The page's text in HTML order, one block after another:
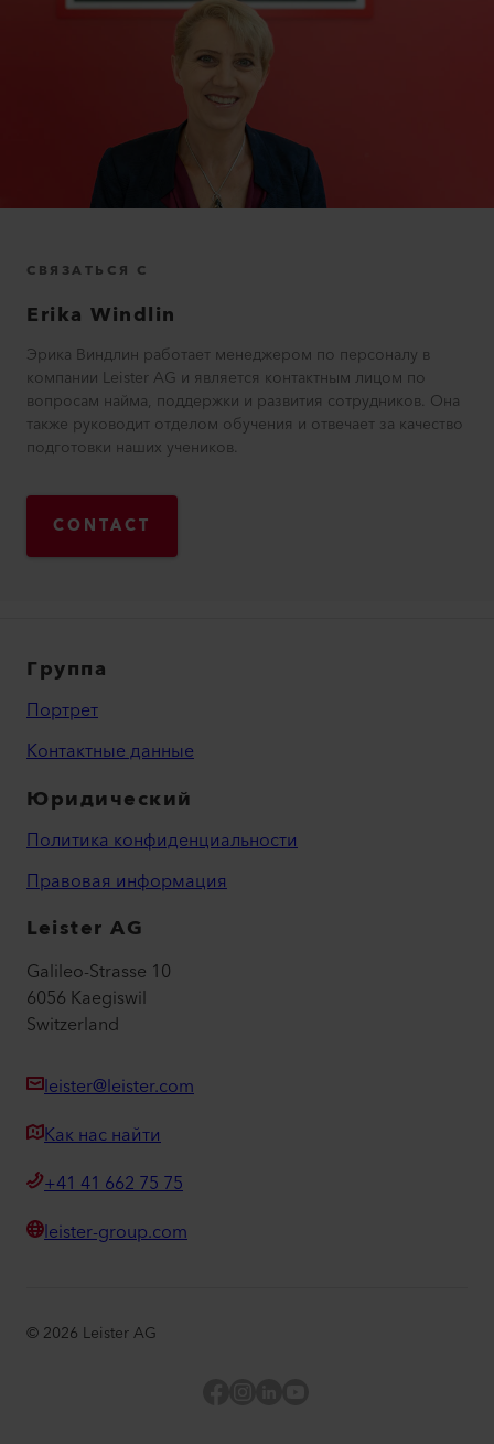
СВЯЗАТЬСЯ С
Erika Windlin
Эрика Виндлин работает менеджером по персоналу в
компании Leister AG и является контактным лицом по
вопросам найма, поддержки и развития сотрудников. Она
также руководит отделом обучения и отвечает за качество
подготовки наших учеников.
CONTACT
Группа
Портрет
Контактные данные
Юридический
Политика конфиденциальности
Правовая информация
Leister AG
Galileo-Strasse 10
6056 Kaegiswil
Switzerland
leister@leister.com
Как нас найти
+41 41 662 75 75
leister-group.com
© 2026 Leister AG